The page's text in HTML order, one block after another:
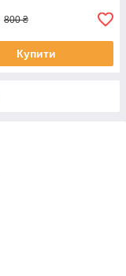
800 ₴
Купити